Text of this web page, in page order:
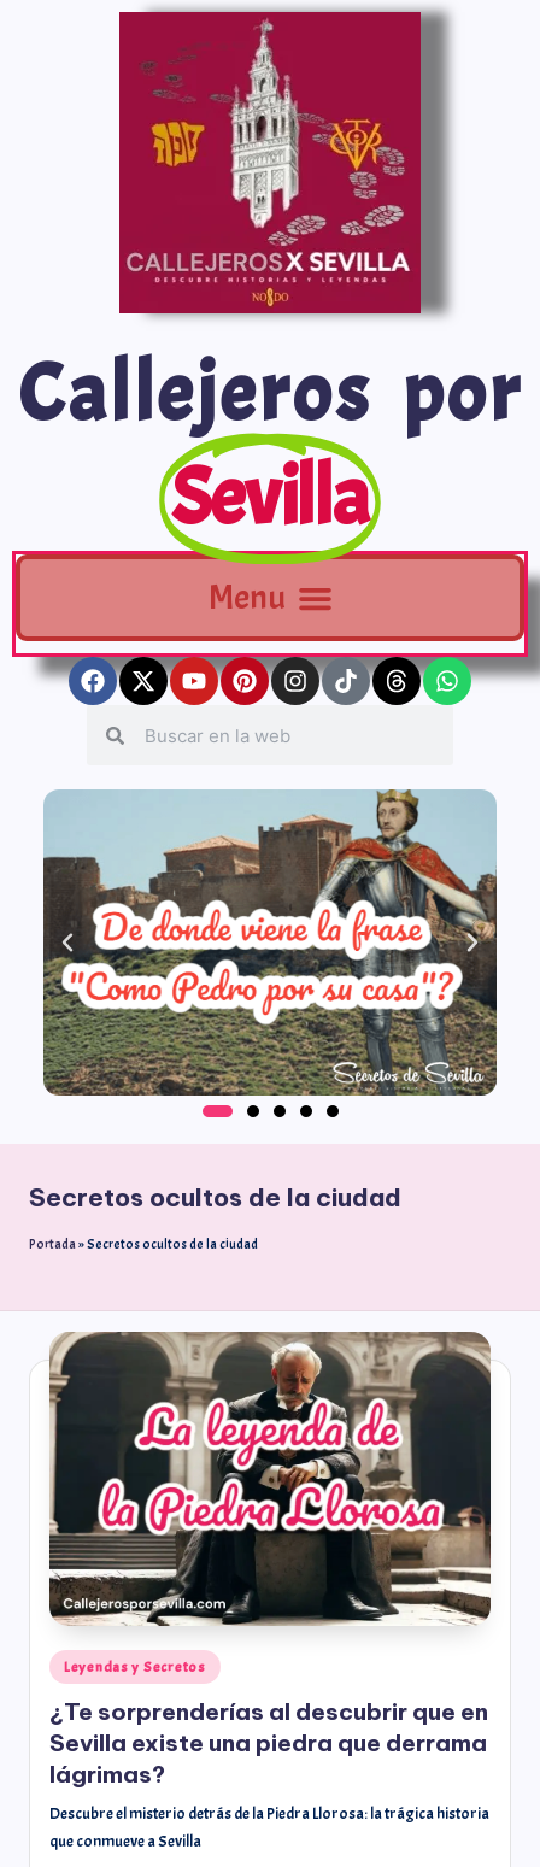
Callejeros por
Sevilla
Secretos ocultos de la ciudad
Portada»Secretos ocultos de la ciudad
Leyendas y Secretos
¿Te sorprenderías al descubrir que en
Sevilla existe una piedra que derrama
lágrimas?
Descubre el misterio detrás de la Piedra Llorosa: la trágica historia
que conmueve a Sevilla